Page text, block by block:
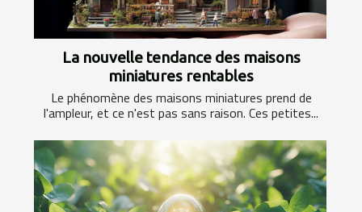
La nouvelle tendance des maisons
miniatures rentables
Le phénomène des maisons miniatures prend de
l'ampleur, et ce n'est pas sans raison. Ces petites...